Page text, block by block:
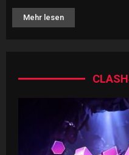
Mehr lesen